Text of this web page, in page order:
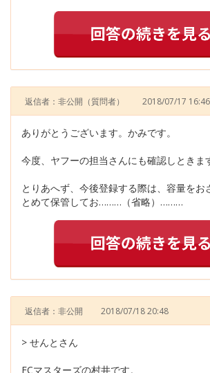
返信者：非公開 （質問者） 2018/07/17 16:46
ありがとうございます。かみです。
今度、ヤフーの担当さんにも確認しときま
とりあへず、今後登録する際は、容量をお
とめて保管してお………（省略）………
返信者：非公開 2018/07/18 20:48
> せんとさん
ECマスターズの村井です。